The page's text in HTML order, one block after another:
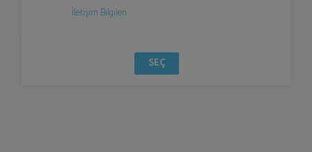
İletişim Bilgileri
SEÇ